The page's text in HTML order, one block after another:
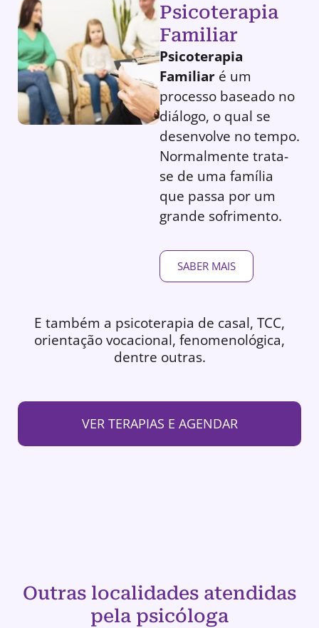
Psicoterapia
Familiar
Psicoterapia
Familiar é um
processo baseado no
diálogo, o qual se
desenvolve no tempo.
Normalmente trata-
se de uma família
que passa por um
grande sofrimento.
SABER MAIS
E também a psicoterapia de casal, TCC,
orientação vocacional, fenomenológica,
dentre outras.
VER TERAPIAS E AGENDAR
Outras localidades atendidas
pela psicóloga